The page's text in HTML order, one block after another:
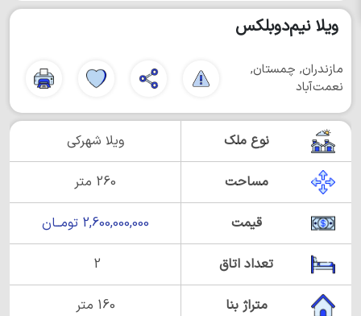
ویلا نیم‌دوبلکس
مازندران, چمستان,
نعمت‌آباد
نوع ملک ویلا شهرکی
مساحت 260 متر
قیمت 2,600,000,000 تومــان
تعداد اتاق 2
متراژ بنا 160 متر